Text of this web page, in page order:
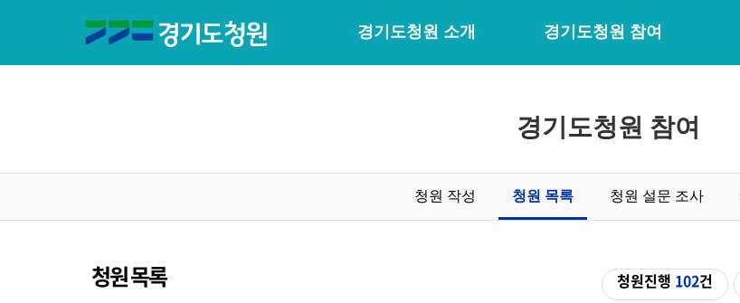
경기도청원 소개 경기도청원 참여
경기도청원 참여
청원 작성 청원 목록 청원 설문 조사
청원 목록 청원진행 102건